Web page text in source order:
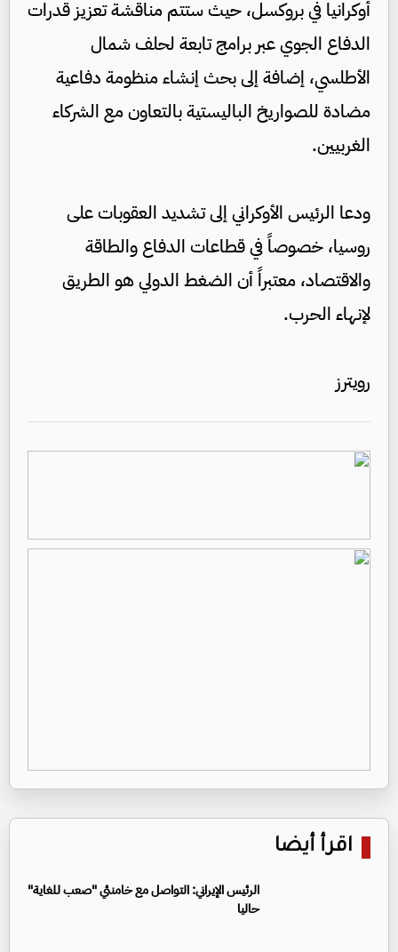
أوكرانيا في بروكسل، حيث ستتم مناقشة تعزيز قدرات
الدفاع الجوي عبر برامج تابعة لحلف شمال
الأطلسي، إضافة إلى بحث إنشاء منظومة دفاعية
مضادة للصواريخ الباليستية بالتعاون مع الشركاء
الغربيين.
ودعا الرئيس الأوكراني إلى تشديد العقوبات على
روسيا، خصوصاً في قطاعات الدفاع والطاقة
والاقتصاد، معتبراً أن الضغط الدولي هو الطريق
لإنهاء الحرب.
رويترز
اقرأ أيضا
الرئيس الإيراني: التواصل مع خامنئي "صعب للغاية"
حاليا